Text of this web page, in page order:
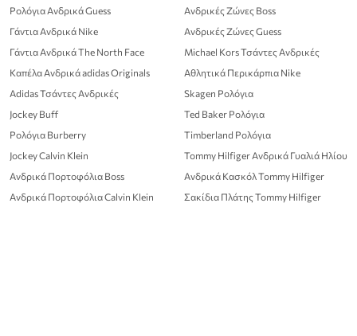
Ρολόγια Ανδρικά Guess
Γάντια Ανδρικά Nike
Γάντια Ανδρικά The North Face
Καπέλα Ανδρικά adidas Originals
Adidas Τσάντες Ανδρικές
Jockey Buff
Ρολόγια Burberry
Jockey Calvin Klein
Ανδρικά Πορτοφόλια Boss
Ανδρικά Πορτοφόλια Calvin Klein
Ανδρικές Ζώνες Boss
Ανδρικές Ζώνες Guess
Michael Kors Τσάντες Ανδρικές
Αθλητικά Περικάρπια Nike
Skagen Ρολόγια
Ted Baker Ρολόγια
Timberland Ρολόγια
Tommy Hilfiger Ανδρικά Γυαλιά Ηλίου
Ανδρικά Κασκόλ Tommy Hilfiger
Σακίδια Πλάτης Tommy Hilfiger